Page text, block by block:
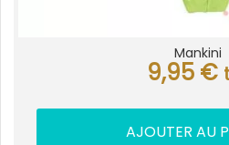
Mankini
9,95 €
AJOUTER AU